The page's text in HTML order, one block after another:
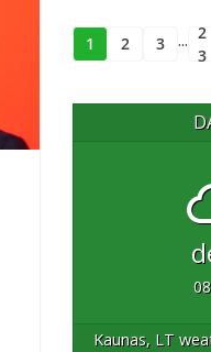
1 2 3 ... 2
3
Kaunas, LT